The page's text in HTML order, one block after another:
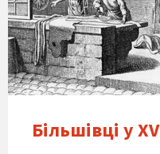
Більшівці у